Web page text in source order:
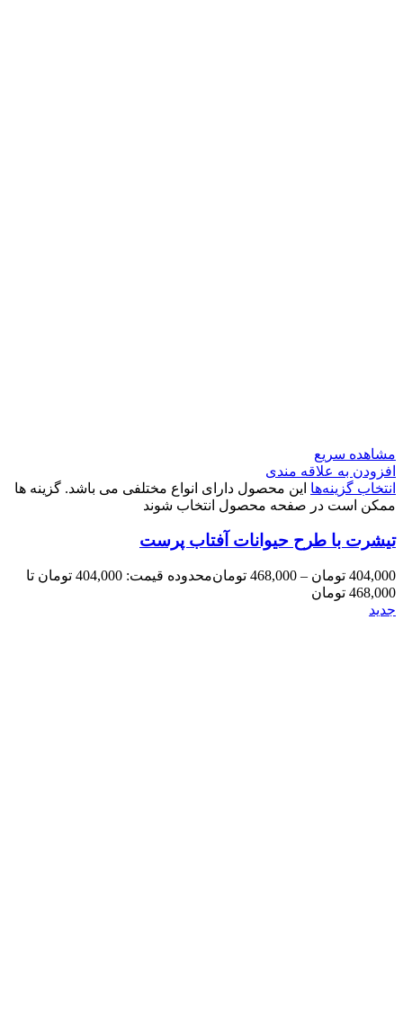
مشاهده سریع
افزودن به علاقه مندی
انتخاب گزینه‌ها این محصول دارای انواع مختلفی می باشد. گزینه ها
ممکن است در صفحه محصول انتخاب شوند
تیشرت با طرح حیوانات آفتاب پرست
404,000 تومان –
468,000 تومان
محدوده قیمت: 404,000 تومان تا
468,000 تومان
جدید